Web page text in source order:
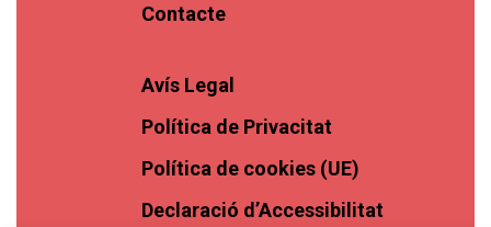
Contacte
Avís Legal
Política de Privacitat
Política de cookies (UE)
Declaració d’Accessibilitat